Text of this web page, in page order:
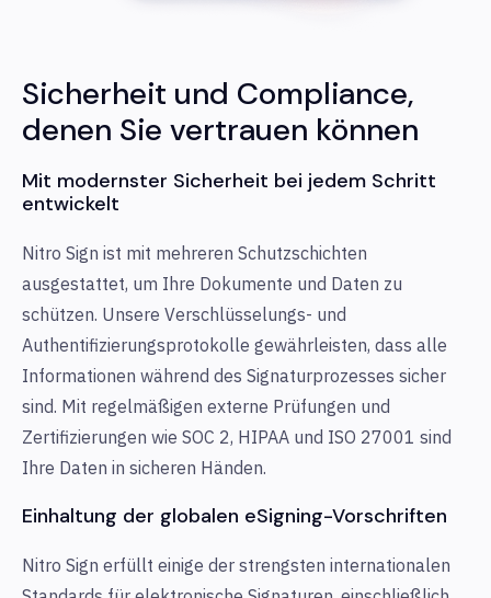
Sicherheit und Compliance,
denen Sie vertrauen können
Mit modernster Sicherheit bei jedem Schritt
entwickelt
Nitro Sign ist mit mehreren Schutzschichten
ausgestattet, um Ihre Dokumente und Daten zu
schützen. Unsere Verschlüsselungs- und
Authentifizierungsprotokolle gewährleisten, dass alle
Informationen während des Signaturprozesses sicher
sind. Mit regelmäßigen externe Prüfungen und
Zertifizierungen wie SOC 2, HIPAA und ISO 27001 sind
Ihre Daten in sicheren Händen.
Einhaltung der globalen eSigning-Vorschriften
Nitro Sign erfüllt einige der strengsten internationalen